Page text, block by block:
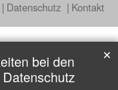
Datenschutz Kontakt
bei den
✕